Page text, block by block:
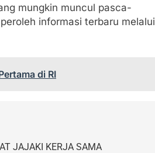
mungkin muncul pasca-
informasi terbaru melalui
di RI
JAJAKI KERJA SAMA